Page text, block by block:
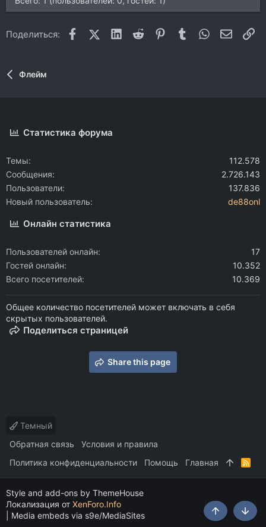
Поделиться: FacebookX (Twitter)
LinkedIn
Reddit Pinterest
Tumblr WhatsApp
Флейм
Статистика форума
Темы
112.578
Сообщения
2.726.143
Пользователи
137.836
Новый пользователь
de88onl
Онлайн статистика
Пользователей онлайн
17
Гостей онлайн
10.352
Всего посетителей
10.369
Общее количество посетителей может включать в себя
скрытых пользователей.
Поделиться страницей
Share this page
Темный
Обратная связь
Условия и правила
Политика конфиденциальности
Помощь Главная
R
Style and add-ons by ThemeHouse
Локализация от XenForo.Info
Media embeds via s9e/MediaSites Сверху Снизу